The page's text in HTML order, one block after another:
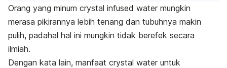
Orang yang minum crystal infused water mungkin
merasa pikirannya lebih tenang dan tubuhnya makin
pulih, padahal hal ini mungkin tidak berefek secara
ilmiah.
Dengan kata lain, manfaat crystal water untuk